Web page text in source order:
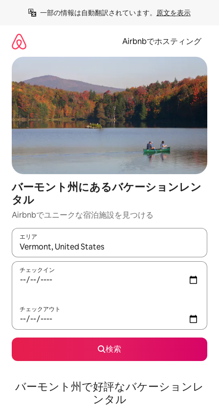
一部の情報は自動翻訳されています。 原文を表示
Airbnbでホスティング
バーモント州にあるバケーションレン
タル
Airbnbでユニークな宿泊施設を見つける
エリア
検索結果が表示されたら、上下の矢印キーを使って移動するか
チェックイン
チェックアウト
検索
バーモント州で好評なバケーションレ
ンタル